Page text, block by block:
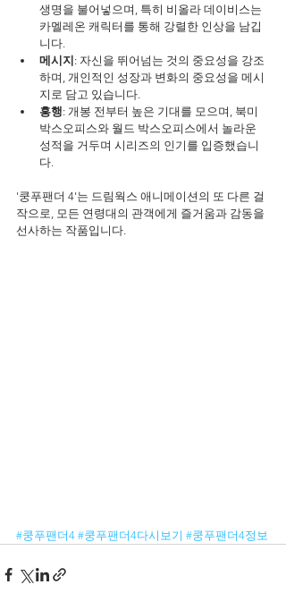
생명을 불어넣으며, 특히 비올라 데이비스는
카멜레온 캐릭터를 통해 강렬한 인상을 남깁
니다.
메시지 : 자신을 뛰어넘는 것의 중요성을 강조
하며, 개인적인 성장과 변화의 중요성을 메시
지로 담고 있습니다.
흥행: 개봉 전부터 높은 기대를 모으며, 북미
박스오피스와 월드 박스오피스에서 놀라운
성적을 거두며 시리즈의 인기를 입증했습니
다.
'쿵푸팬더 4'는 드림웍스 애니메이션의 또 다른 걸
작으로, 모든 연령대의 관객에게 즐거움과 감동을
선사하는 작품입니다.
#쿵푸팬더4 #쿵푸팬더4다시보기 #쿵푸팬더4정보